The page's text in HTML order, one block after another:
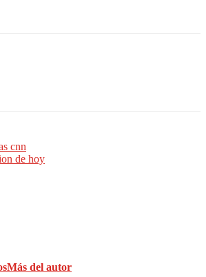
cnn
de hoy
Más del autor